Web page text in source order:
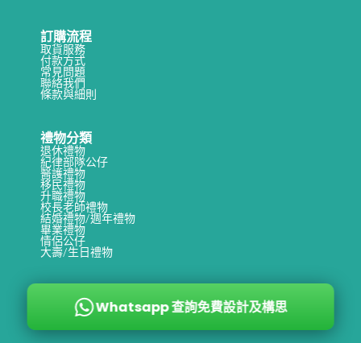
Whatsapp 查詢免費設計及構思
訂購流程
取貨服務
付款方式
常見問題
聯絡我們
條款與細則
禮物分類
退休禮物
紀律部隊公仔
醫護禮物
移民禮物
升職禮物
校長老師禮物
結婚禮物/週年禮物
畢業禮物
情侶公仔
大壽/生日禮物